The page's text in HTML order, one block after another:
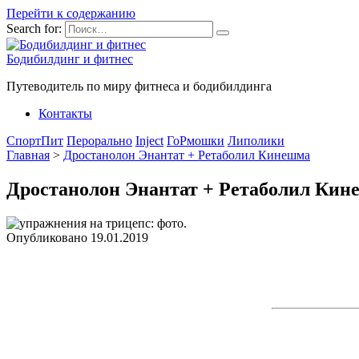
Перейти к содержанию
Search for:
Бодибилдинг и фитнес
Путеводитель по миру фитнеса и бодибилдинга
Контакты
СпортПит Перорально Inject ГоРмошки Липолики
Главная > Дростанолон Энантат + Ретаболил Кинешма
Дростанолон Энантат + Ретаболил
Опубликовано 19.01.2019